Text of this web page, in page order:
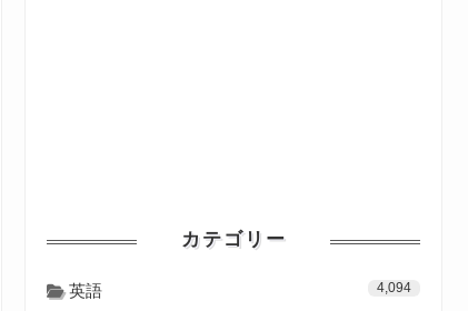
カテゴリー
英語 4,094